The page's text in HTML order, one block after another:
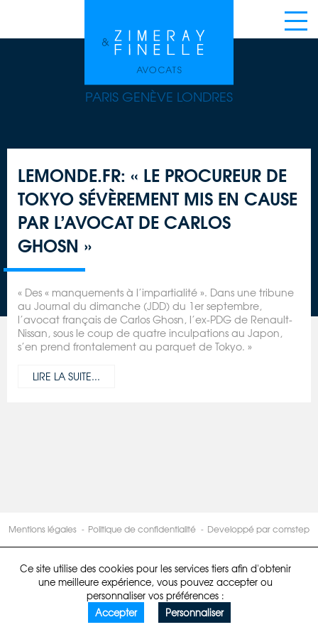
Ce site utilise des cookies pour les services tiers afin d'obtenir
une meilleure expérience, vous pouvez accepter ou
personnaliser vos préférences :
Accepter
Personnaliser
PARIS GENÈVE LONDRES
LEMONDE.FR: « LE PROCUREUR DE
TOKYO SÉVÈREMENT MIS EN CAUSE
PAR L’AVOCAT DE CARLOS
GHOSN »
« Des « manquements à l’impartialité ». Dans une tribune
au Journal du dimanche (JDD) du 1er septembre,
l’avocat français de Carlos Ghosn, l’ex-PDG de Renault-
Nissan, sous le coup de quatre inculpations au Japon,
s’en prend frontalement au parquet de Tokyo. »
LIRE LA SUITE...
Mentions légales Politique de confidentialité Developpé par comstep